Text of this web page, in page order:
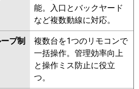
能。入口とバックヤード
など複数動線に対応。
プ制
複数台を1つのリモコンで
一括操作。管理効率向上
と操作ミス防止に役立
つ。